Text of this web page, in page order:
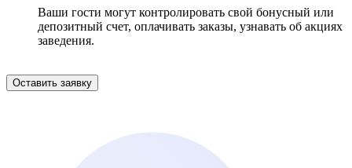
Ваши гости могут контролировать свой бонусный или
депозитный счет, оплачивать заказы, узнавать об акциях
заведения.
Оставить заявку